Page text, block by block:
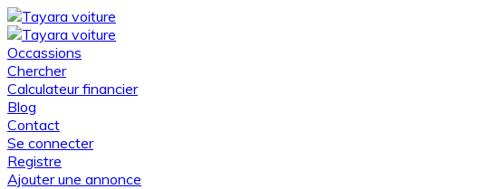
Occassions
Chercher
Calculateur financier
Blog
Contact
Se connecter
Registre
Ajouter une annonce